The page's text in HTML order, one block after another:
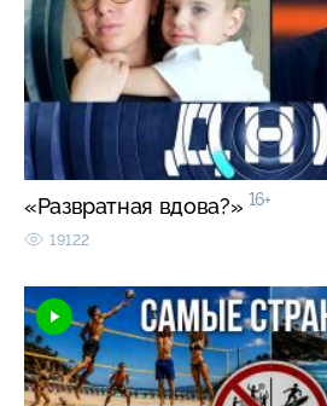
«Развратная вдова?» 16+
19122